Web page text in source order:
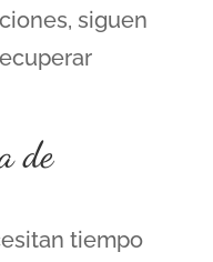
siguen
de
tiempo